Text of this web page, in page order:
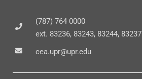
(787) 764 0000
ext. 83236, 83243, 83244, 83237
cea.upr@upr.edu